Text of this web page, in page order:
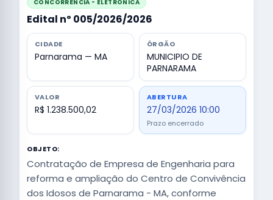
CONCORRÊNCIA - ELETRÔNICA
Edital nº 005/2026/2026
CIDADE
Parnarama — MA
ÓRGÃO
MUNICIPIO DE
PARNARAMA
VALOR
R$ 1.238.500,02
ABERTURA
27/03/2026 10:00
Prazo encerrado
OBJETO:
Contratação de Empresa de Engenharia para
reforma e ampliação do Centro de Convivência
dos Idosos de Parnarama - MA, conforme